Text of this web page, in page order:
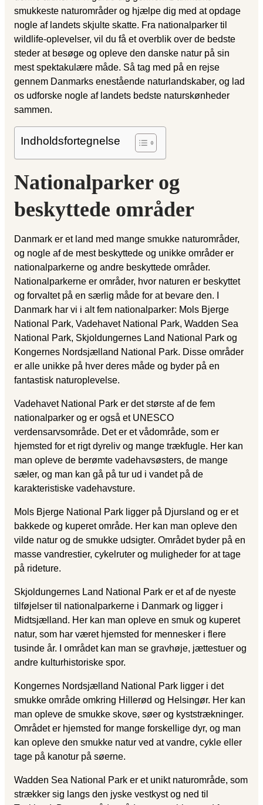
smukkeste naturområder og hjælpe dig med at opdage
nogle af landets skjulte skatte. Fra nationalparker til
wildlife-oplevelser, vil du få et overblik over de bedste
steder at besøge og opleve den danske natur på sin
mest spektakulære måde. Så tag med på en rejse
gennem Danmarks enestående naturlandskaber, og lad
os udforske nogle af landets bedste naturskønheder
sammen.
Indholdsfortegnelse
Nationalparker og
beskyttede områder
Danmark er et land med mange smukke naturområder,
og nogle af de mest beskyttede og unikke områder er
nationalparkerne og andre beskyttede områder.
Nationalparkerne er områder, hvor naturen er beskyttet
og forvaltet på en særlig måde for at bevare den. I
Danmark har vi i alt fem nationalparker: Mols Bjerge
National Park, Vadehavet National Park, Wadden Sea
National Park, Skjoldungernes Land National Park og
Kongernes Nordsjælland National Park. Disse områder
er alle unikke på hver deres måde og byder på en
fantastisk naturoplevelse.
Vadehavet National Park er det største af de fem
nationalparker og er også et UNESCO
verdensarvsområde. Det er et vådområde, som er
hjemsted for et rigt dyreliv og mange trækfugle. Her kan
man opleve de berømte vadehavsøsters, de mange
sæler, og man kan gå på tur ud i vandet på de
karakteristiske vadehavsture.
Mols Bjerge National Park ligger på Djursland og er et
bakkede og kuperet område. Her kan man opleve den
vilde natur og de smukke udsigter. Området byder på en
masse vandrestier, cykelruter og muligheder for at tage
på rideture.
Skjoldungernes Land National Park er et af de nyeste
tilføjelser til nationalparkerne i Danmark og ligger i
Midtsjælland. Her kan man opleve en smuk og kuperet
natur, som har været hjemsted for mennesker i flere
tusinde år. I området kan man se gravhøje, jættestuer og
andre kulturhistoriske spor.
Kongernes Nordsjælland National Park ligger i det
smukke område omkring Hillerød og Helsingør. Her kan
man opleve de smukke skove, søer og kyststrækninger.
Området er hjemsted for mange forskellige dyr, og man
kan opleve den smukke natur ved at vandre, cykle eller
tage på kanotur på søerne.
Wadden Sea National Park er et unikt naturområde, som
strækker sig langs den jyske vestkyst og ned til